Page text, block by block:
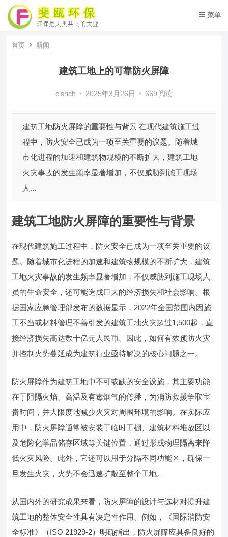
菜单
首页 新闻
建筑工地上的可靠防火屏障
clsrich • 2025年3月26日 • 669 阅读
建筑工地防火屏障的重要性与背景 在现代建筑施工过
程中，防火安全已成为一项至关重要的议题。随着城
市化进程的加速和建筑物规模的不断扩大，建筑工地
火灾事故的发生频率显著增加，不仅威胁到施工现场
人...
建筑工地防火屏障的重要性与背景
在现代建筑施工过程中，防火安全已成为一项至关重要的议
题。随着城市化进程的加速和建筑物规模的不断扩大，建筑
工地火灾事故的发生频率显著增加，不仅威胁到施工现场人
员的生命安全，还可能造成巨大的经济损失和社会影响。根
据国家应急管理部发布的数据显示，2022年全国范围内因施
工不当或材料管理不善引发的建筑工地火灾超过1,500起，直
接经济损失高达数十亿元人民币。因此，如何有效预防火灾
并控制火势蔓延成为建筑行业亟待解决的核心问题之一。
防火屏障作为建筑工地中不可或缺的安全设施，其主要功能
在于阻隔火焰、高温及有毒烟气的传播，为消防救援争取宝
贵时间，并大限度地减少火灾对周围环境的影响。在实际应
用中，防火屏障通常被安装于临时工棚、建筑材料堆放区以
及危险化学品储存区域等关键位置，通过形成物理隔离来降
低火灾风险。此外，它还可以用于分隔不同功能区，确保一
旦发生火灾，火势不会迅速扩散至整个工地。
从国内外的研究成果来看，防火屏障的设计与选材对提升建
筑工地的整体安全性具有决定性作用。例如，《国际消防安
全标准》（ISO 21929-2）明确指出，防火屏障应具备良好的